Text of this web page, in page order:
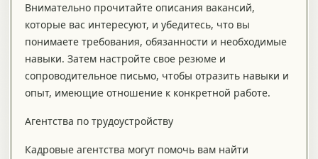
Внимательно прочитайте описания вакансий,
которые вас интересуют, и убедитесь, что вы
понимаете требования, обязанности и необходимые
навыки. Затем настройте свое резюме и
сопроводительное письмо, чтобы отразить навыки и
опыт, имеющие отношение к конкретной работе.
Агентства по трудоустройству
Кадровые агентства могут помочь вам найти